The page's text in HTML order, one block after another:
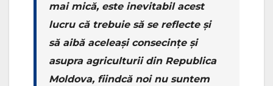
mai mică, este inevitabil acest
lucru că trebuie să se reflecte și
să aibă aceleași consecințe și
asupra agriculturii din Republica
Moldova, fiindcă noi nu suntem